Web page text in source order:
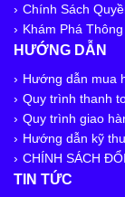
Chính Sách
Khám Phá
HƯỚNG DẪN
Hướng dẫn mua
Quy trình thanh
Quy trình giao
Hướng dẫn kỹ
CHÍNH SÁCH
TIN TỨC